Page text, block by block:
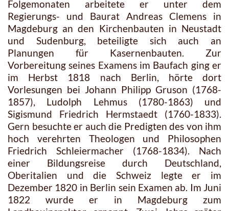
Folgemonaten arbeitete er unter dem
Regierungs- und Baurat Andreas Clemens in
Magdeburg an den Kirchenbauten in Neustadt
und Sudenburg, beteiligte sich auch an
Planungen für Kasernenbauten. Zur
Vorbereitung seines Examens im Baufach ging er
im Herbst 1818 nach Berlin, hörte dort
Vorlesungen bei Johann Philipp Gruson (1768-
1857), Ludolph Lehmus (1780-1863) und
Sigismund Friedrich Hermstaedt (1760-1833).
Gern besuchte er auch die Predigten des von ihm
hoch verehrten Theologen und Philosophen
Friedrich Schleiermacher (1768-1834). Nach
einer Bildungsreise durch Deutschland,
Oberitalien und die Schweiz legte er im
Dezember 1820 in Berlin sein Examen ab. Im Juni
1822 wurde er in Magdeburg zum